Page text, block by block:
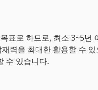
표로 하므로, 최소 3~5년
력을 최대한 활용할 수
수 있습니다.